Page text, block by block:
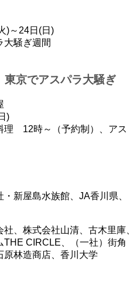
～24日(日)
騒ぎ週間
京でアスパラ大騒ぎ
)
12時～（予約制）、アス
新屋島水族館、JA香川県、
、株式会社山清、古木里庫、
CIRCLE、（一社）街角
原林造商店、香川大学